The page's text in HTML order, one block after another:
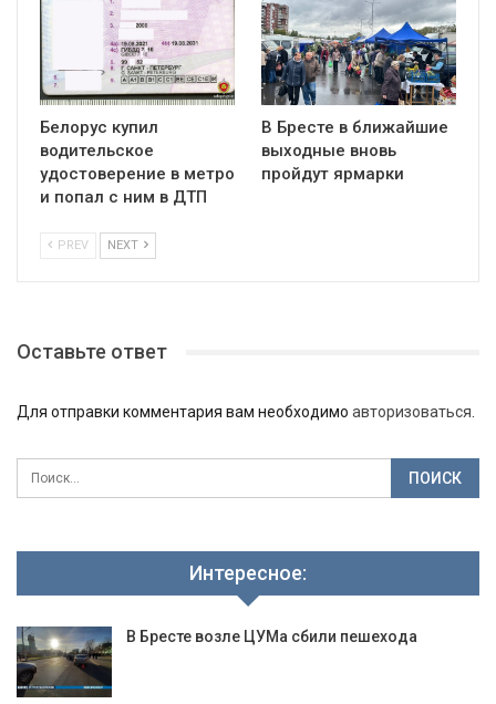
Белорус купил
водительское
удостоверение в метро
и попал с ним в ДТП
В Бресте в ближайшие
выходные вновь
пройдут ярмарки
PREV NEXT
Оставьте ответ
Для отправки комментария вам необходимо авторизоваться
Интересное:
В Бресте возле ЦУМа сбили пешехода